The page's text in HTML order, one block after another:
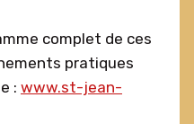
complet de ces
pratiques
: www.st-jean-